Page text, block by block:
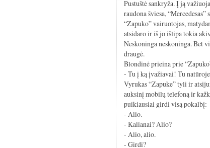
Pustuštė sankryža. Į ją
raudona šviesa,
“Zapuko” vairuotojas,
atsidaro ir iš jo išlipa tokia
Neskoninga neskoninga. Bet
draugė.
Blondinė prieina prie
- Tu į ką įvažiavai! Tu
Vyrukas “Zapuke” tyli ir
auksinį mobilų telefoną ir
puikiausiai girdi visą pokalbį:
- Alio.
- Kalianai? Alio?
- Alio, alio.
- Girdi?